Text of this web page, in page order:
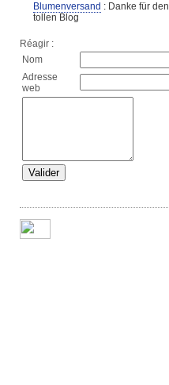
Blumenversand : Danke für den
tollen Blog
Réagir :
Nom
Adresse
web